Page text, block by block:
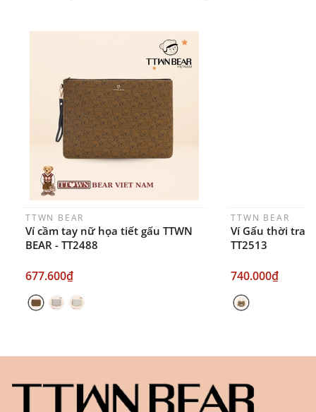
Thời gian nhận hàng: Đối với đơn hàng Online tại
TPHCM, sản phẩm sẽ được giao sớm nhất là 1
ngày sau khi đặt.
TTWN BEAR
Ví cầm tay nữ họa tiết gấu TTWN
BEAR - TT2488
677.600₫
TTWN BEAR
Ví Gấu thời
TT2513
740.000₫